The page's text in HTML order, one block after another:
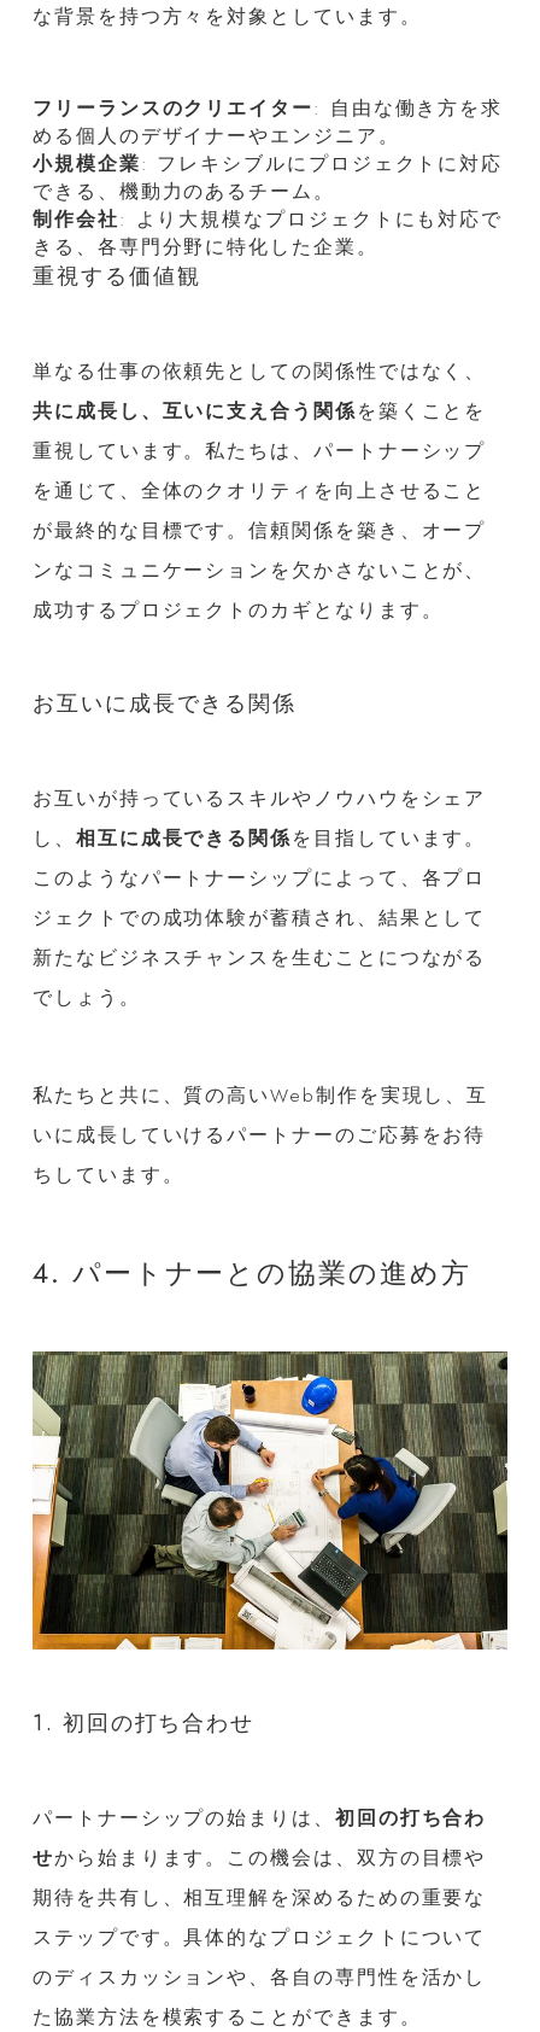
な背景を持つ方々を対象としています。
フリーランスのクリエイター: 自由な働き方を求
める個人のデザイナーやエンジニア。
小規模企業: フレキシブルにプロジェクトに対応
できる、機動力のあるチーム。
制作会社: より大規模なプロジェクトにも対応で
きる、各専門分野に特化した企業。
重視する価値観
単なる仕事の依頼先としての関係性ではなく、
共に成長し、互いに支え合う関係を築くことを
重視しています。私たちは、パートナーシップ
を通じて、全体のクオリティを向上させること
が最終的な目標です。信頼関係を築き、オープ
ンなコミュニケーションを欠かさないことが、
成功するプロジェクトのカギとなります。
お互いに成長できる関係
お互いが持っているスキルやノウハウをシェア
し、 相互に成長できる関係を目指しています。
このようなパートナーシップによって、各プロ
ジェクトでの成功体験が蓄積され、結果として
新たなビジネスチャンスを生むことにつながる
でしょう。
私たちと共に、質の高いWeb制作を実現し、互
いに成長していけるパートナーのご応募をお待
ちしています。
4. パートナーとの協業の進め方
1. 初回の打ち合わせ
パートナーシップの始まりは、 初回の打ち合わ
せから始まります。この機会は、双方の目標や
期待を共有し、相互理解を深めるための重要な
ステップです。具体的なプロジェクトについて
のディスカッションや、各自の専門性を活かし
た協業方法を模索することができます。